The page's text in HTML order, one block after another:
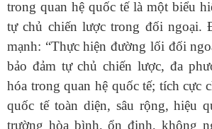
trong quan hệ quốc tế là một biểu
tự chủ chiến lược trong đối ngoại.
mạnh: “Thựchiện đường lối đối
bảo đảm tự chủ chiến lược, đa
hóa trong quan hệ quốc tế; tích cực
quốc tế toàn diện, sâu rộng, hiệu
trường hòa bình, ổn định, không